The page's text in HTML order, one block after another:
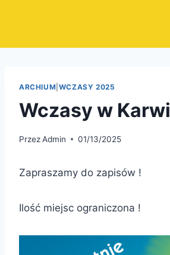
ARCHIUM WCZASY 2025
Wczasy w Karwi
PrzezAdmin 01/13/2025
Zapraszamy do zapisów !
Ilość miejsc ograniczona !